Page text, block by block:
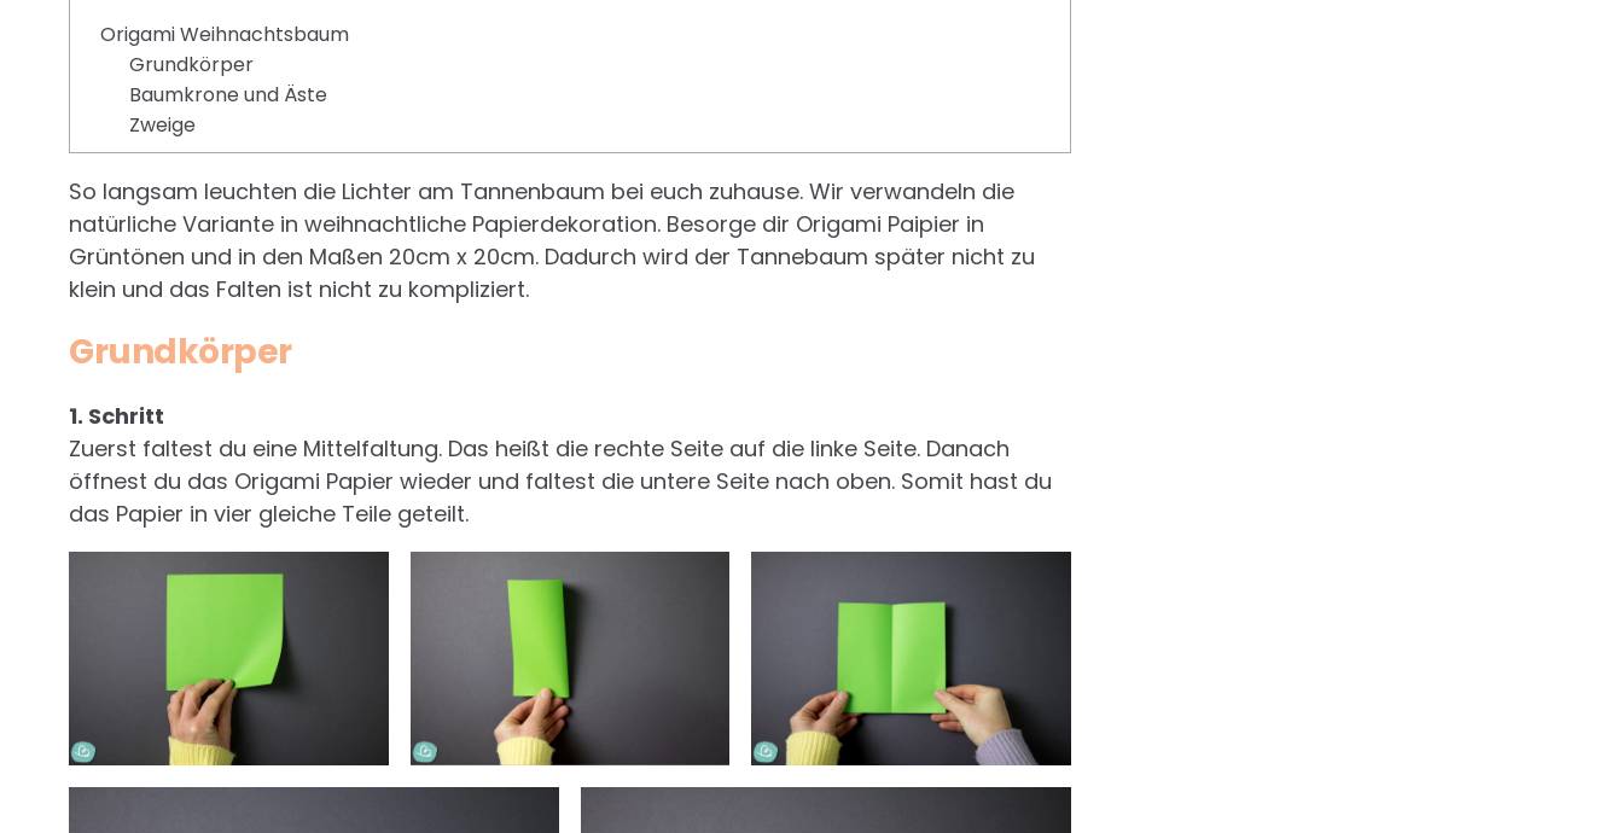
Origami Weihnachtsbaum
Grundkörper
Baumkrone und Äste
Zweige
So langsam leuchten die Lichter am Tannenbaum bei euch zuhause. Wir verwandeln die
natürliche Variante in weihnachtliche Papierdekoration. Besorge dir Origami Paipier in
Grüntönen und in den Maßen 20cm x 20cm. Dadurch wird der Tannebaum später nicht zu
klein und das Falten ist nicht zu kompliziert.
Grundkörper
1. Schritt
Zuerst faltest du eine Mittelfaltung. Das heißt die rechte Seite auf die linke Seite. Danach
öffnest du das Origami Papier wieder und faltest die untere Seite nach oben. Somit hast du
das Papier in vier gleiche Teile geteilt.